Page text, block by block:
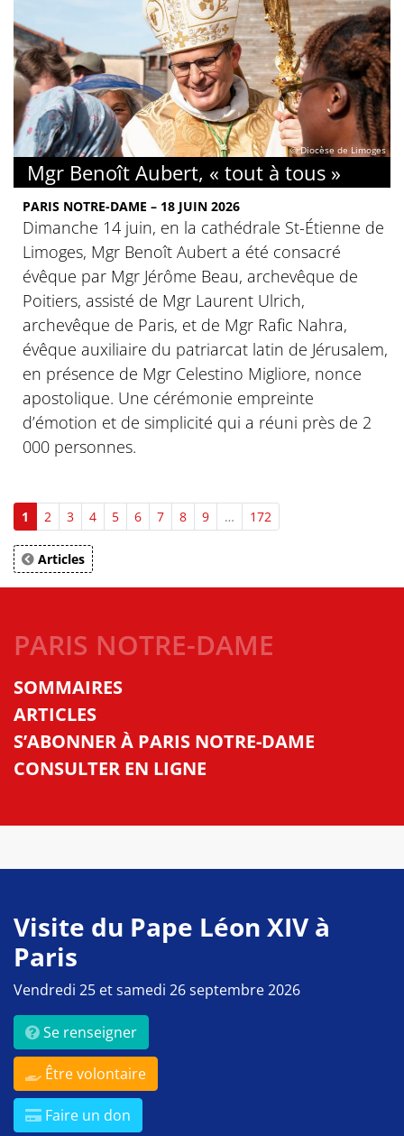
© Diocèse de Limoges
Mgr Benoît Aubert, « tout à tous »
PARIS NOTRE-DAME – 18 JUIN 2026
Dimanche 14 juin, en la cathédrale St-Étienne de
Limoges, Mgr Benoît Aubert a été consacré
évêque par Mgr Jérôme Beau, archevêque de
Poitiers, assisté de Mgr Laurent Ulrich,
archevêque de Paris, et de Mgr Rafic Nahra,
évêque auxiliaire du patriarcat latin de Jérusalem,
en présence de Mgr Celestino Migliore, nonce
apostolique. Une cérémonie empreinte
d’émotion et de simplicité qui a réuni près de 2
000 personnes.
1 2 3 4 5 6 7 8 9 … 172
Articles
PARIS NOTRE-DAME
SOMMAIRES
ARTICLES
S’ABONNER À PARIS NOTRE-DAME
CONSULTER EN LIGNE
Visite du Pape Léon XIV à
Paris
Vendredi 25 et samedi 26 septembre 2026
Se renseigner
Être volontaire
Faire un don